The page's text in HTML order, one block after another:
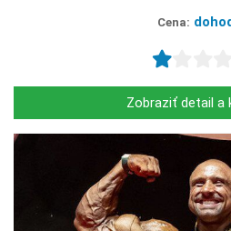
Cena:
Zobraziť detail a